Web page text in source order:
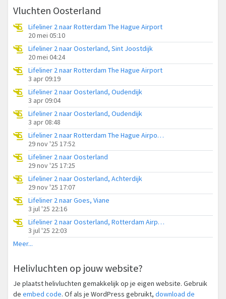
Vluchten Oosterland
Lifeliner 2 naar Rotterdam The Hague Airport
20 mei 05:10
Lifeliner 2 naar Oosterland, Sint Joostdijk
20 mei 04:24
Lifeliner 2 naar Rotterdam The Hague Airport
3 apr 09:19
Lifeliner 2 naar Oosterland, Oudendijk
3 apr 09:04
Lifeliner 2 naar Oosterland, Oudendijk
3 apr 08:48
Lifeliner 2 naar Rotterdam The Hague Airport, Lage Maireweg
29 nov '25 17:52
Lifeliner 2 naar Oosterland
29 nov '25 17:25
Lifeliner 2 naar Oosterland, Achterdijk
29 nov '25 17:07
Lifeliner 2 naar Goes, Viane
3 jul '25 22:16
Lifeliner 2 naar Oosterland, Rotterdam Airportbaan
3 jul '25 22:03
Meer...
Helivluchten op jouw website?
Je plaatst helivluchten gemakkelijk op je eigen website. Gebruik
de embed code. Of als je WordPress gebruikt, download de